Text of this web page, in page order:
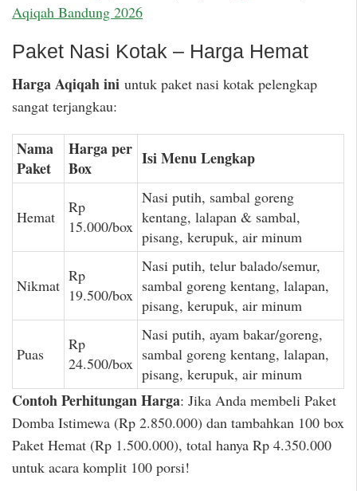
Aqiqah Bandung 2026
Paket Nasi Kotak – Harga Hemat
Harga Aqiqah ini untuk paket nasi kotak pelengkap
sangat terjangkau:
Nama
Paket
Harga per
Box
Isi Menu Lengkap
Hemat
Rp
15.000/box
Nasi putih, sambal goreng
kentang, lalapan & sambal,
pisang, kerupuk, air minum
Nikmat
Rp
19.500/box
Nasi putih, telur balado/semur,
sambal goreng kentang, lalapan,
pisang, kerupuk, air minum
Puas
Rp
24.500/box
Nasi putih, ayam bakar/goreng,
sambal goreng kentang, lalapan,
pisang, kerupuk, air minum
Contoh Perhitungan Harga: Jika Anda membeli Paket
Domba Istimewa (Rp 2.850.000) dan tambahkan 100 box
Paket Hemat (Rp 1.500.000), total hanya Rp 4.350.000
untuk acara komplit 100 porsi!